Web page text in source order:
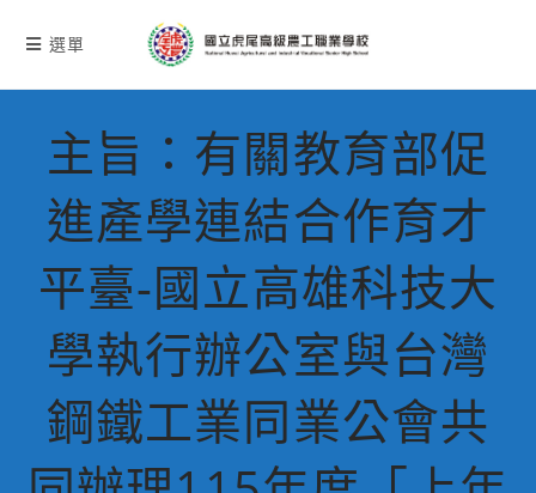
選單
主旨：有關教育部促
進產學連結合作育才
平臺-國立高雄科技大
學執行辦公室與台灣
鋼鐵工業同業公會共